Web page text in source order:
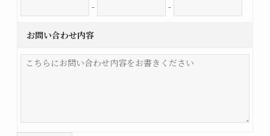
- -
お問い合わせ内容